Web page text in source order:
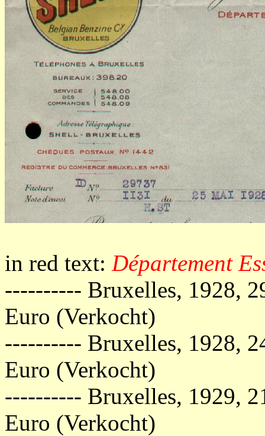
in red text: Département
---------- Bruxelles, 1928,
Euro (Verkocht)
---------- Bruxelles, 1928,
Euro (Verkocht)
---------- Bruxelles, 1929,
Euro (Verkocht)